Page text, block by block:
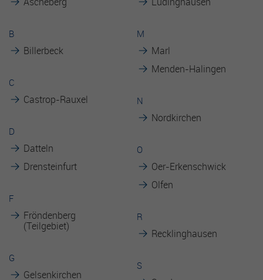
B
Billerbeck
C
Castrop-Rauxel
D
Datteln
Drensteinfurt
F
Fröndenberg
(Teilgebiet)
G
Gelsenkirchen
M
Marl
Menden-Halingen
N
Nordkirchen
O
Oer-Erkenschwick
Olfen
R
Recklinghausen
S